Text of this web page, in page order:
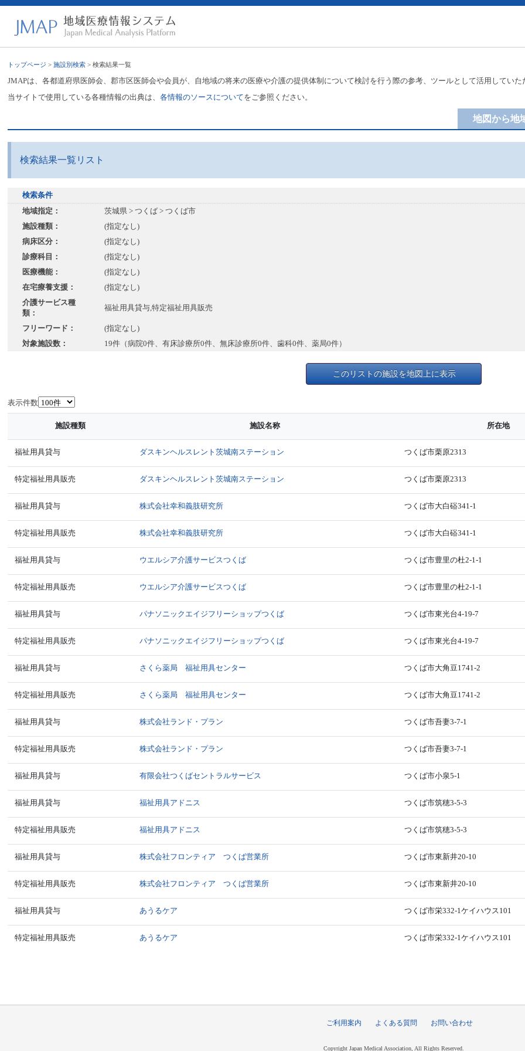
トップページ >施設別検索 > 検索結果一覧
JMAPは、各都道府県医師会、郡市区医師会や会員が、自地域の将来の医療や介護の提供体制について検討を行う際の参考、ツールとして活用していた
当サイトで使用している各種情報の出典は、各情報のソースについてをご参照ください。
地図から地
検索結果一覧リスト
検索条件
地域指定：
茨城県 > つくば > つくば市
施設種類：
(指定なし)
病床区分：
(指定なし)
診療科目：
(指定なし)
医療機能：
(指定なし)
在宅療養支援：
(指定なし)
介護サービス種
類：
福祉用具貸与,特定福祉用具販売
フリーワード：
(指定なし)
対象施設数：
19件（病院0件、有床診療所0件、無床診療所0件、歯科0件、薬局0件）
このリストの施設を地図上に表示
表示件数
施設種類 施設名称 所在地
福祉用具貸与 ダスキンヘルスレント茨城南ステーション つくば市栗原2313
特定福祉用具販売 ダスキンヘルスレント茨城南ステーション つくば市栗原2313
福祉用具貸与 株式会社幸和義肢研究所 つくば市大白硲341-1
特定福祉用具販売 株式会社幸和義肢研究所 つくば市大白硲341-1
福祉用具貸与 ウエルシア介護サービスつくば つくば市豊里の杜2-1-1
特定福祉用具販売 ウエルシア介護サービスつくば つくば市豊里の杜2-1-1
福祉用具貸与 パナソニックエイジフリーショップつくば つくば市東光台4-19-7
特定福祉用具販売 パナソニックエイジフリーショップつくば つくば市東光台4-19-7
福祉用具貸与 さくら薬局 福祉用具センター つくば市大角豆1741-2
特定福祉用具販売 さくら薬局 福祉用具センター つくば市大角豆1741-2
福祉用具貸与 株式会社ランド・プラン つくば市吾妻3-7-1
特定福祉用具販売 株式会社ランド・プラン つくば市吾妻3-7-1
福祉用具貸与 有限会社つくばセントラルサービス つくば市小泉5-1
福祉用具貸与 福祉用具アドニス つくば市筑穂3-5-3
特定福祉用具販売 福祉用具アドニス つくば市筑穂3-5-3
福祉用具貸与 株式会社フロンティア つくば営業所 つくば市東新井20-10
特定福祉用具販売 株式会社フロンティア つくば営業所 つくば市東新井20-10
福祉用具貸与 あうるケア つくば市栄332-1ケイハウス101
特定福祉用具販売 あうるケア つくば市栄332-1ケイハウス101
ご利用案内 よくある質問 お問い合わせ
Copyright Japan Medical Association, All Rights Reserved.